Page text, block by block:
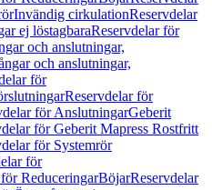
Invändig cirkulationReservdelar
ej löstagbaraReservdelar för
och anslutningar,
och anslutningar,
för
Reservdelar för
för AnslutningarGeberit
för Geberit Mapress Rostfritt
för Systemrör
för
ReduceringarBöjarReservdelar